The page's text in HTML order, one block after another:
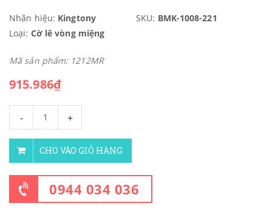
Nhãn hiệu: Kingtony SKU: BMK-1008-221
Loại: Cờ lê vòng miệng
Mã sản phẩm: 1212MR
915.986₫
- +
CHO VÀO GIỎ HÀNG
0944 034 036